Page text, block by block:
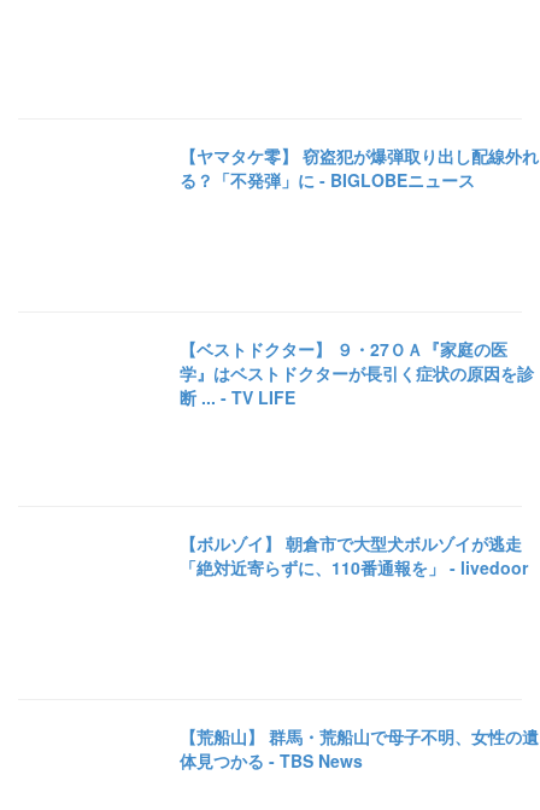
【ヤマタケ零】 窃盗犯が爆弾取り出し配線外れ
る？「不発弾」に - BIGLOBEニュース
【ベストドクター】 ９・27ＯＡ『家庭の医
学』はベストドクターが長引く症状の原因を診
断 ... - TV LIFE
【ボルゾイ】 朝倉市で大型犬ボルゾイが逃走
「絶対近寄らずに、110番通報を」 - livedoor
【荒船山】 群馬・荒船山で母子不明、女性の遺
体見つかる - TBS News